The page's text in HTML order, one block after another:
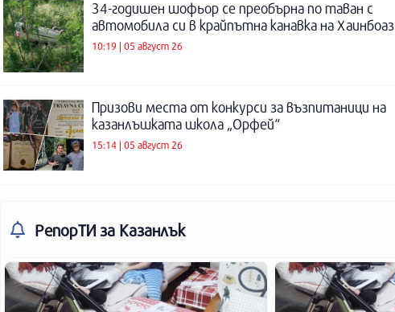
34-годишен шофьор се преобърна по таван с
автомобила си в крайпътна канавка на Хаинбоаз
10:19 | 05 август 26
Призови места от конкурси за възпитаници на
казанлъшката школа „Орфей“
15:14 | 05 август 26
РепорТИ за Казанлък